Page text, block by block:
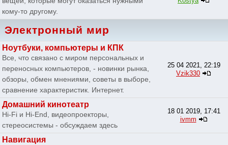
кому-то другому.
Электронный мир
Ноутбуки, компьютеры и КПК
Все, что связано с миром персональных и
переносных компьютеров, - новинки рынка,
обзоры, обмен мнениями, советы в выборе,
сравнение характеристик. Интернет.
25 04 2021, 22:19
Vzik330
Домашний кинотеатр
Hi-Fi и Hi-End, видеопроекторы,
стереосистемы - обсуждаем здесь
18 01 2019, 17:41
ivmm
Навигация